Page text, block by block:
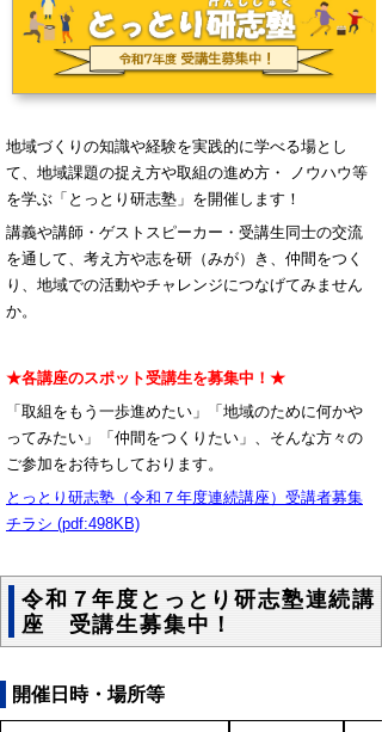
地域づくりの知識や経験を実践的に学べる場とし
て、地域課題の捉え方や取組の進め方・ ノウハウ等
を学ぶ「とっとり研志塾」を開催します！
講義や講師・ゲストスピーカー・受講生同士の交流
を通して、考え方や志を研（みが）き、仲間をつく
り、地域での活動やチャレンジにつなげてみません
か。
★各講座のスポット受講生を募集中！★
「取組をもう一歩進めたい」「地域のために何かや
ってみたい」「仲間をつくりたい」、そんな方々の
ご参加をお待ちしております。
とっとり研志塾（令和７年度連続講座）受講者募集
チラシ (pdf:498KB)
令和７年度とっとり研志塾連続講
座 受講生募集中！
開催日時・場所等